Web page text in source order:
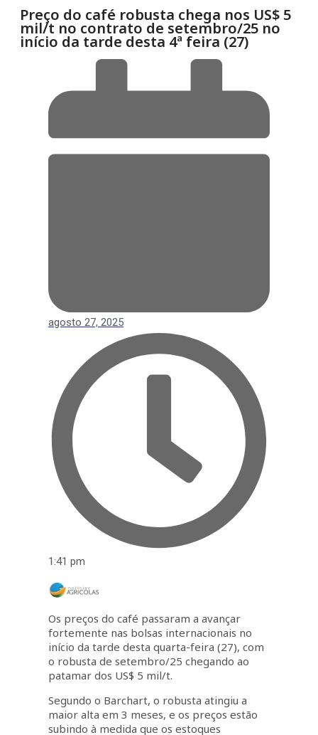
Preço do café robusta chega nos US$ 5
mil/t no contrato de setembro/25 no
início da tarde desta 4ª feira (27)
agosto 27, 2025
1:41 pm
Os preços do café passaram a avançar
fortemente nas bolsas internacionais no
início da tarde desta quarta-feira (27), com
o robusta de setembro/25 chegando ao
patamar dos US$ 5 mil/t.
Segundo o Barchart, o robusta atingiu a
maior alta em 3 meses, e os preços estão
subindo à medida que os estoques